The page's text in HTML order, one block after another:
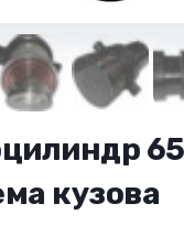
кузова